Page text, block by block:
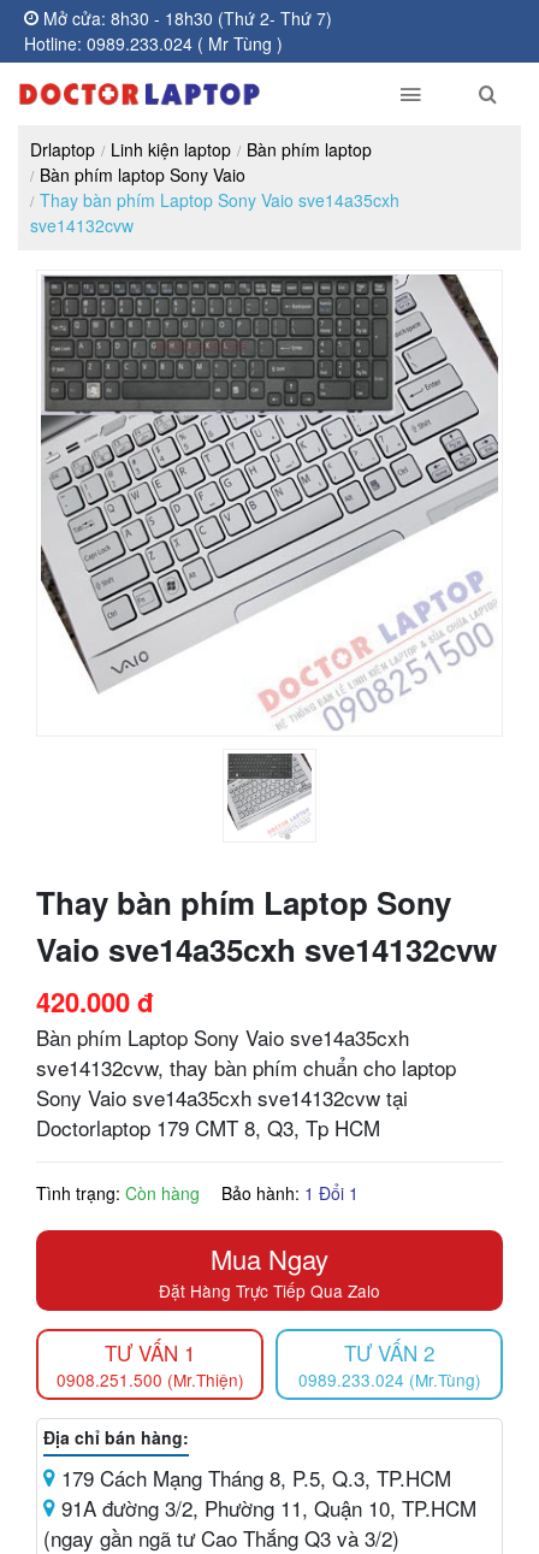
Mở cửa: 8h30 - 18h30 (Thứ 2- Thứ 7)
Hotline: 0989.233.024 ( Mr Tùng )
Drlaptop Linh kiện laptop
Bàn phím laptop
Bàn phím laptop Sony Vaio
Thay bàn phím Laptop Sony Vaio sve14a35cxh
sve14132cvw
Thay bàn phím Laptop Sony
Vaio sve14a35cxh sve14132cvw
420.000 đ
Bàn phím Laptop Sony Vaio sve14a35cxh
sve14132cvw, thay bàn phím chuẩn cho laptop
Sony Vaio sve14a35cxh sve14132cvw tại
Doctorlaptop 179 CMT 8, Q3, Tp HCM
Tình trạng: Còn hàng Bảo hành: 1 Đổi 1
Mua Ngay
Đặt Hàng Trực Tiếp Qua Zalo
TƯ VẤN 1
0908.251.500 (Mr.Thiện)
TƯ VẤN 2
0989.233.024 (Mr.Tùng)
Địa chỉ bán hàng:
179 Cách Mạng Tháng 8, P.5, Q.3, TP.HCM
91A đường 3/2, Phường 11, Quận 10, TP.HCM
(ngay gần ngã tư Cao Thắng Q3 và 3/2)